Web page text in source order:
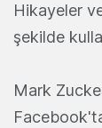
Hikayeler
şekilde
Mark